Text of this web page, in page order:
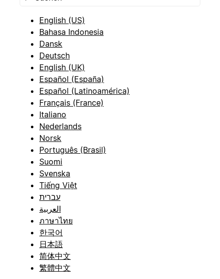
English (US)
Bahasa Indonesia
Dansk
Deutsch
English (UK)
Español (España)
Español (Latinoamérica)
Français (France)
Italiano
Nederlands
Norsk
Português (Brasil)
Suomi
Svenska
Tiếng Việt
עברית
العربية
ภาษาไทย
한국어
日本語
简体中文
繁體中文